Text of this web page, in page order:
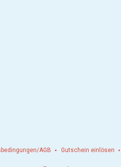
AGB Gutschein einlösen